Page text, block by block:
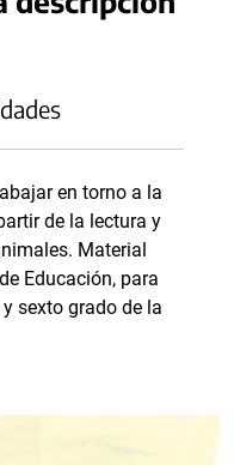
en torno a la
de la lectura y
Material
Educación, para
sexto grado de la